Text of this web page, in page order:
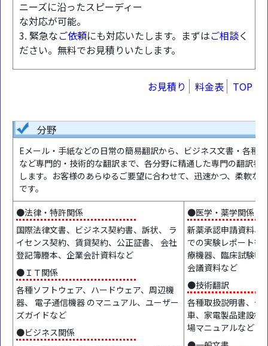
ニーズに沿ったスピーディー
な対応が可能。
3. 緊急なご依頼にも対応いたします。まずはご相談く
ださい。無料でお見積りいたします。
お見積り 料金表 TOP
分野
Eメール・手紙などの日常の簡易翻訳から、ビジネス文書・各種
など専門的・技術的な翻訳まで、各分野に精通した専門の翻訳者
します。お客様のあらゆるご要望に合わせて、迅速かつ、柔軟な
です。
●法律・特許関係
国際法律文書、ビジネス契約書、訴状、 ラ
イセンス契約、賃貸契約、公正証書、 会社
登記簿謄本、企業会計資料など
●ＩＴ関係
各種ソフトウェア、ハードウェア、周辺機
器、 電子通信機器 のマニュアル、ユーザー
ズガイドなど
●ビジネス関係
●医学・薬学関係
新薬承認申請資料、
での実験レポート等
療機器、臨床試験報
会議資料など
●技術翻訳
各種取扱説明書、仕
車、家電製品建設機
場マニュアルなど